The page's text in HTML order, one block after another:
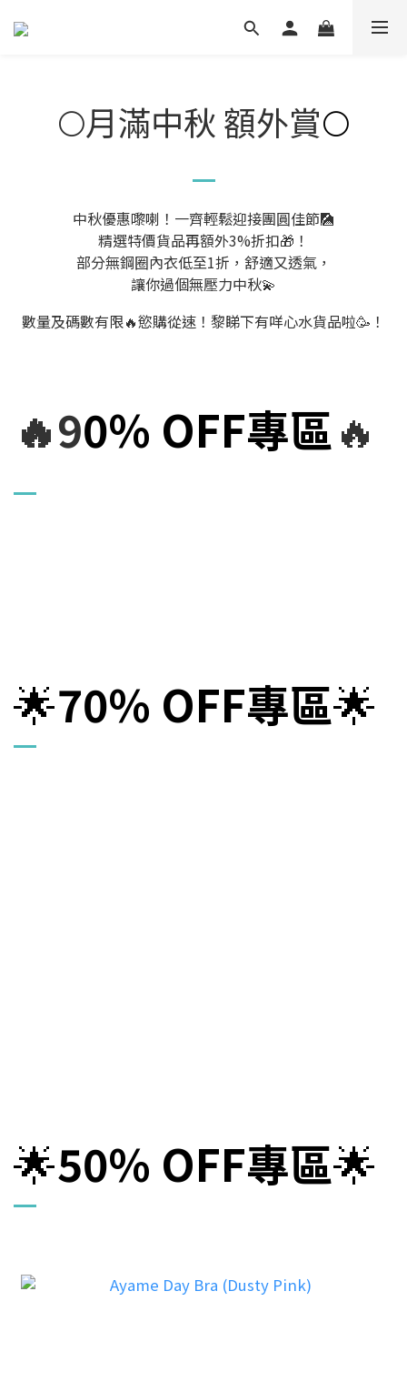
🌕月滿中秋 額外賞🌕
中秋優惠嚟喇！一齊輕鬆迎接團圓佳節🎑
精選特價貨品再額外3%折扣🎁！
部分無鋼圈內衣低至1折，舒適又透氣，
讓你過個無壓力中秋💫
數量及碼數有限🔥慾購從速！黎睇下有咩心水貨品啦🥳 ！
🔥90% OFF專區🔥
🌟70% OFF專區🌟
🌟50% OFF專區🌟